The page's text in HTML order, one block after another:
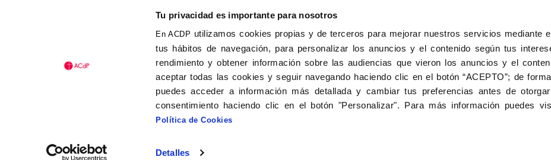
Tu privacidad es importante para nosotros
En ACDP utilizamos cookies propias y de terceros para mejorar nuestros servicios mediante
tus hábitos de navegación, para personalizar los anuncios y el contenido según tus
rendimiento y obtener información sobre las audiencias que vieron los anuncios y el
aceptar todas las cookies y seguir navegando haciendo clic en el botón “ACEPTO”; de
puedes acceder a información más detallada y cambiar tus preferencias antes de
consentimiento haciendo clic en el botón "Personalizar". Para más información puedes
Política de Cookies
Detalles
Calle Isaac Peral, 58 C.P.: 28040, Madrid
Tel (+34) 91 456 63 27
Fax: (+34) 91 535 19 98
acdp@acdp.es
Aviso Legal Inscripción